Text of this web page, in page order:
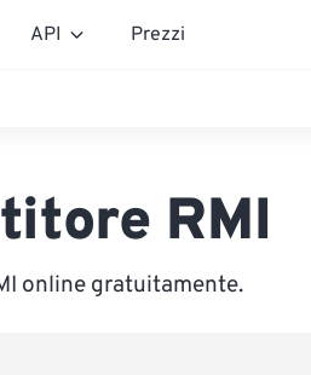
API Prezzi
RMI
online gratuitamente.